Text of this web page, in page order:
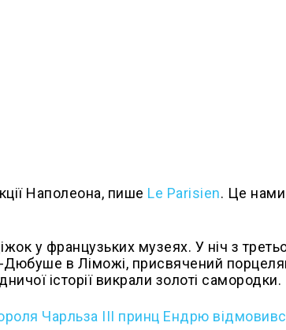
Наполеона, пише Le Parisien. Це
у французьких музеях. У ніч з
в Ліможі, присвячений
історії викрали золоті самородки.
Чарльза ІІІ принц Ендрю